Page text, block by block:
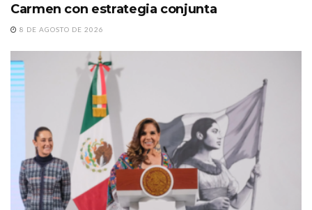
Carmen con estrategia conjunta
8 DE AGOSTO DE 2026